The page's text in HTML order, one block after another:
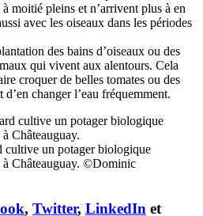
moitié pleins et n’arrivent plus à en
avec les oiseaux dans les périodes
des bains d’oiseaux ou des
qui vivent aux alentours. Cela
croquer de belles tomates ou des
changer l’eau fréquemment.
cultive un potager biologique
à Châteauguay. ©Dominic
, Twitter, LinkedIn et